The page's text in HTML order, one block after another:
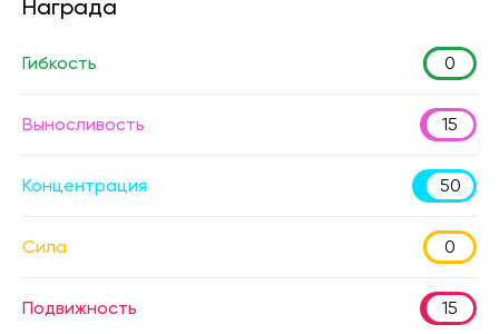
Награда
Гибкость 0
Выносливость 15
Концентрация 50
Сила 0
Подвижность 15